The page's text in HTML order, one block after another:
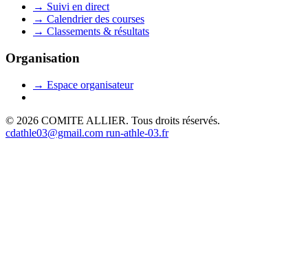
→ Suivi en direct
→ Calendrier des courses
→ Classements & résultats
Organisation
→ Espace organisateur
© 2026 COMITE ALLIER. Tous droits réservés.
cdathle03@gmail.com run-athle-03.fr